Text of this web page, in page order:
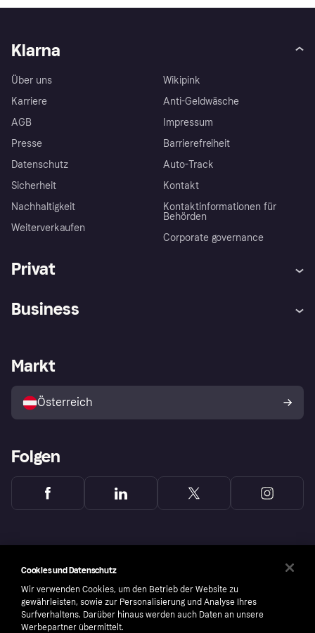
Klarna
Über uns
Karriere
AGB
Presse
Datenschutz
Sicherheit
Nachhaltigkeit
Weiterverkaufen
Wikipink
Anti-Geldwäsche
Impressum
Barrierefreiheit
Auto-Track
Kontakt
Kontaktinformationen für
Behörden
Corporate governance
Privat
Shops entdecken
Business
Händlerportal
Markt
Österreich
Folgen
Cookies und Datenschutz
Wir verwenden Cookies, um den Betrieb der Website zu
gewährleisten, sowie zur Personalisierung und Analyse Ihres
Surfverhaltens. Darüber hinaus werden auch Daten an unsere
Werbepartner übermittelt.